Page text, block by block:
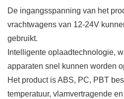
De ingangsspanning van het
vrachtwagens van 12-24V
gebruikt.
Intelligente oplaadtechnologie,
apparaten snel kunnen worden
Het product is ABS, PC, PBT
temperatuur, vlamvertragende